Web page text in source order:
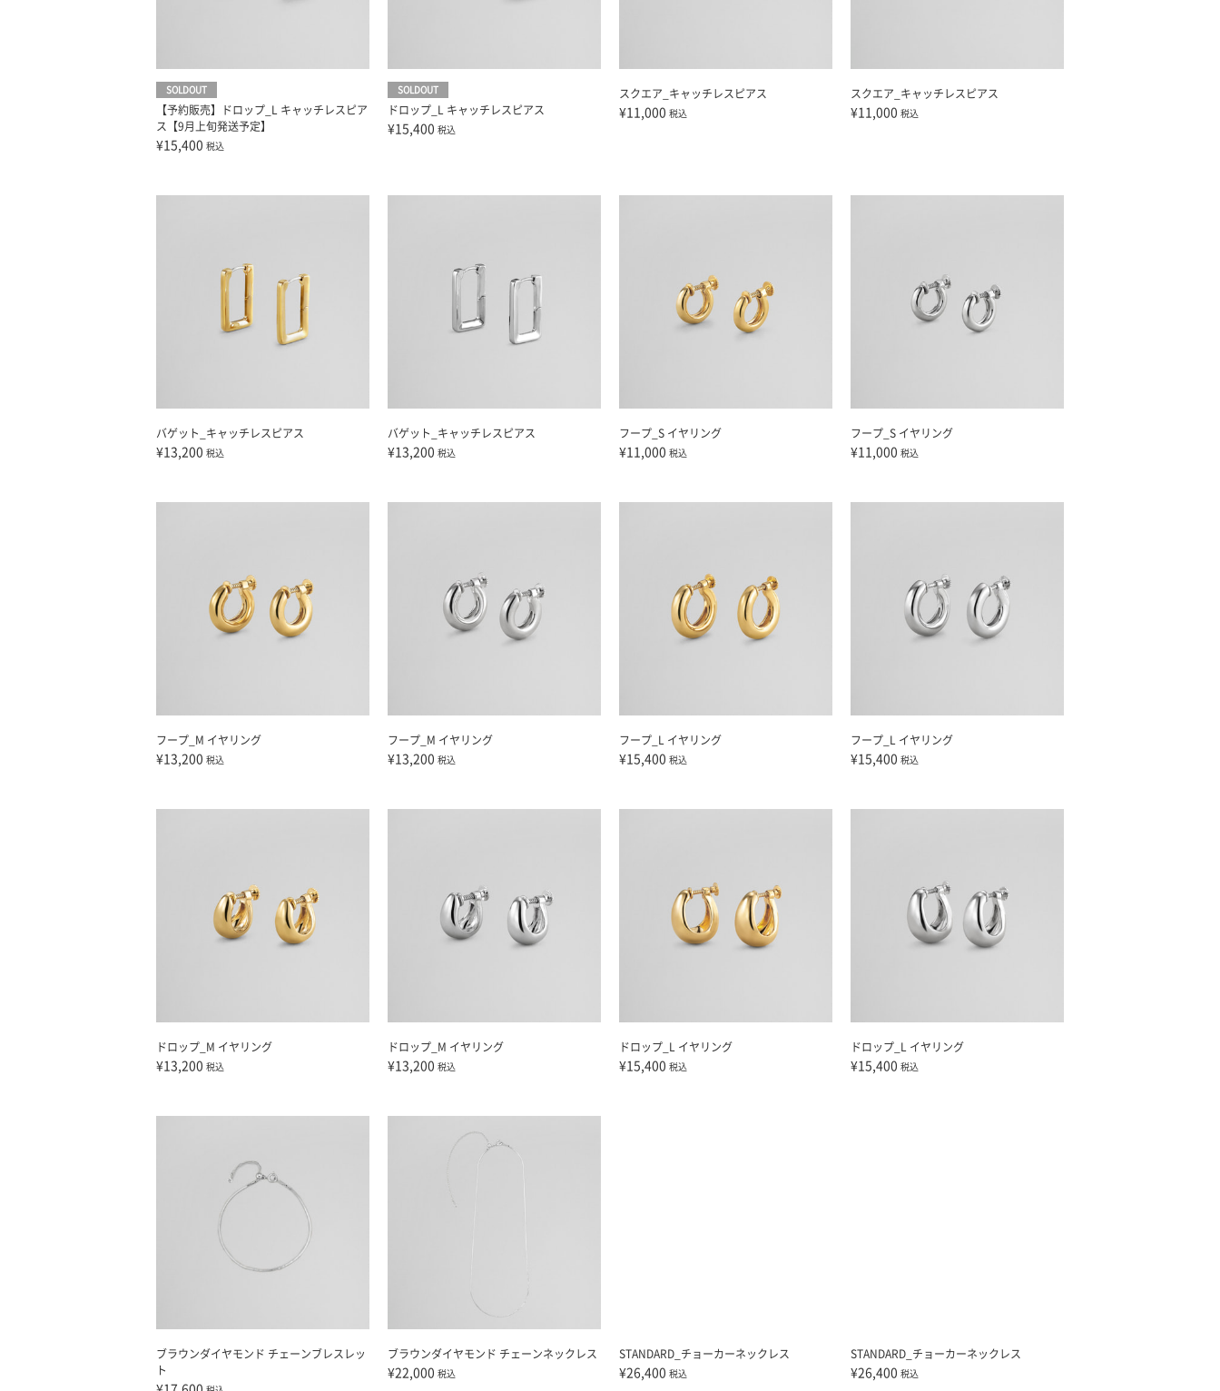
SOLDOUT
【予約販売】ドロップ_L キャッチレスピア
ス【9月上旬発送予定】
¥15,400 税込
SOLDOUT
ドロップ_L キャッチレスピアス
¥15,400 税込
スクエア_キャッチレスピアス
¥11,000 税込
スクエア_キャッチレスピアス
¥11,000 税込
バゲット_キャッチレスピアス
¥13,200 税込
バゲット_キャッチレスピアス
¥13,200 税込
フープ_S イヤリング
¥11,000 税込
フープ_S イヤリング
¥11,000 税込
フープ_M イヤリング
¥13,200 税込
フープ_M イヤリング
¥13,200 税込
フープ_L イヤリング
¥15,400 税込
フープ_L イヤリング
¥15,400 税込
ドロップ_M イヤリング
¥13,200 税込
ドロップ_M イヤリング
¥13,200 税込
ドロップ_L イヤリング
¥15,400 税込
ドロップ_L イヤリング
¥15,400 税込
ブラウンダイヤモンド チェーンブレスレッ
ト
ブラウンダイヤモンド チェーンネックレス
¥22,000 税込
STANDARD_チョーカーネックレス
¥26,400 税込
STANDARD_チョーカーネックレス
¥26,400 税込